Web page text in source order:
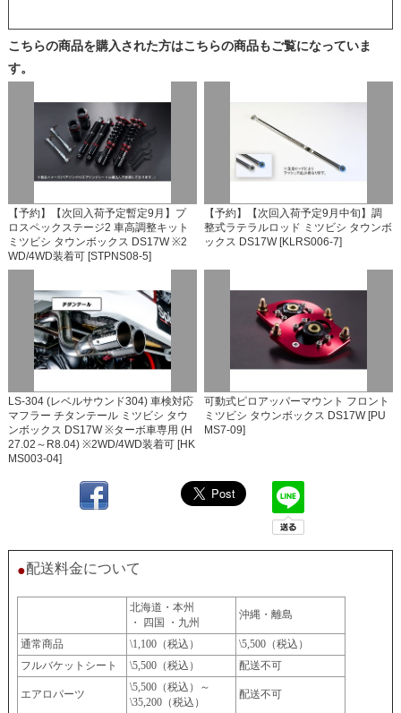
こちらの商品を購入された方はこちらの商品もご覧になっていま
す。
【予約】【次回入荷予定暫定9月】プ
ロスペックステージ2 車高調整キット
ミツビシ タウンボックス DS17W ※2
WD/4WD装着可 [STPNS08-5]
【予約】【次回入荷予定9月中旬】調
整式ラテラルロッド ミツビシ タウンボ
ックス DS17W [KLRS006-7]
LS-304 (レベルサウンド304) 車検対応
マフラー チタンテール ミツビシ タウ
ンボックス DS17W ※ターボ車専用 (H
27.02～R8.04) ※2WD/4WD装着可 [HK
MS003-04]
可動式ピロアッパーマウント フロント
ミツビシ タウンボックス DS17W [PU
MS7-09]
●配送料金について
北海道・本州
・ 四国 ・九州
沖縄・離島
通常商品 \1,100（税込）
\5,500（税込）
フルバケットシート
\5,500（税込） 配送不可
エアロパーツ
\5,500（税込）～
\35,200（税込）
配送不可